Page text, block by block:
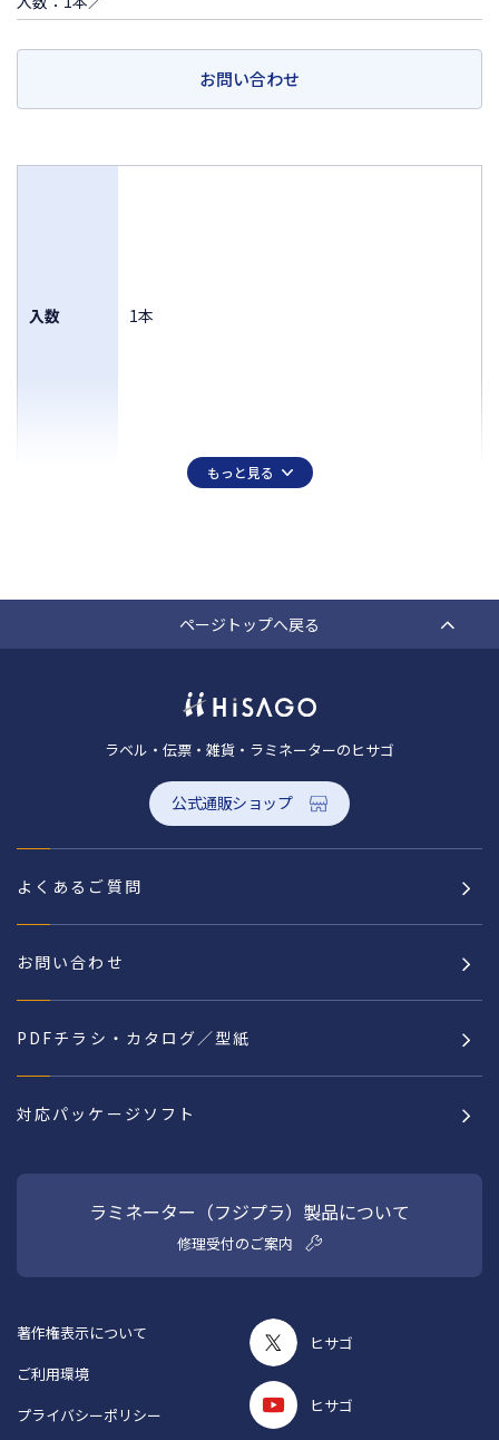
お問い合わせ
入数 1本
もっと見る
ページトップへ戻る
ラベル・伝票・雑貨・ラミネーターのヒサゴ
公式通販ショップ
よくあるご質問
お問い合わせ
PDFチラシ・カタログ／型紙
対応パッケージソフト
ラミネーター（フジプラ）製品について
修理受付のご案内
ヒサゴ
ヒサゴ
著作権表示について
ご利用環境
プライバシーポリシー